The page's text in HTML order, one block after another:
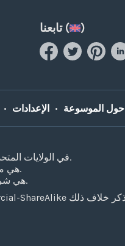
تابعنا ( )
حول الموسوعة • الإعدادات •
هي مؤسسة خيرية مسجلة بموجب المادة 501(c)3 في الولايات المتحدة.
هي منظمة غير ربحية مسجلة في كيبيك، كندا.
هي شركة غير ربحية مسجلة في المملكة المتحدة.